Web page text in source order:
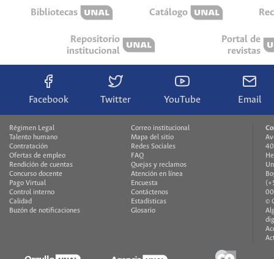
Bibliotecas Catálogo
Repositorio
institucional
Portal de
revistas
Facebook Twitter YouTube Email
Régimen Legal
Talento humano
Contratación
Ofertas de empleo
Rendición de cuentas
Concurso docente
Pago Virtual
Control interno
Calidad
Buzón de notificaciones
Correo institucional
Mapa del sitio
Redes Sociales
FAQ
Quejas y reclamos
Atención en línea
Encuesta
Contáctenos
Estadísticas
Glosario
©